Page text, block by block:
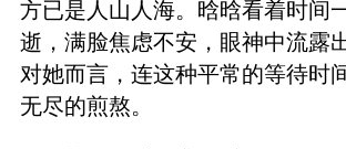
方已是人山人海。晗晗看着时间
逝，满脸焦虑不安，眼神中流露
对她而言，连这种平常的等待时
无尽的煎熬。